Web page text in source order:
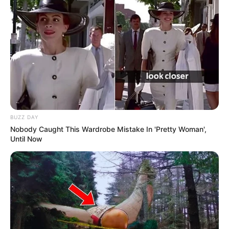
12 – HARLEY GEMA
Harley Gema a démontré son potentiel en terminant
deuxième à Montignac-Charente récemment.
Cependant, elle n’a pas toujours réussi sur ce
parcours. Si tout se passe bien, elle pourrait intégrer
la combinaison gagnante, mais reste un choix
secondaire.
BUZZ DAY
Nobody Caught This Wardrobe Mistake In 'Pretty Woman',
Until Now